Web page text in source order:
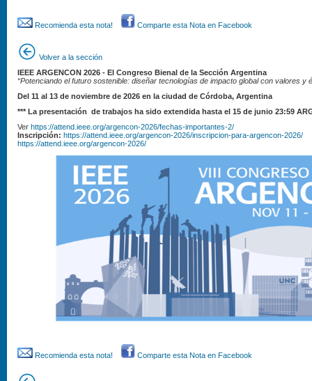
Recomienda esta nota! Comparte esta Nota en Facebook
Volver a la sección
IEEE ARGENCON 2026 - El Congreso Bienal de la Sección Argentina
“Potenciando el futuro sostenible: diseñar tecnologías de impacto global con valores y
Del 11 al 13 de noviembre de 2026 en la ciudad de Córdoba, Argentina
*** La presentación de trabajos ha sido extendida hasta el 15 de junio 23:59
Ver https://attend.ieee.org/argencon-2026/fechas-importantes-2/
Inscripción: https://attend.ieee.org/argencon-2026/inscripcion-para-argencon-2026/
https://attend.ieee.org/argencon-2026/
Recomienda esta nota! Comparte esta Nota en Facebook